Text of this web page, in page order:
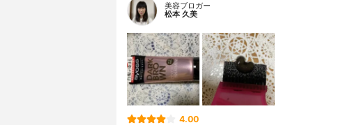
美容ブロガー
松本 久美
4.00